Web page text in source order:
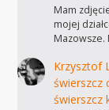
Mam
mojej
Mazowsze.
Krzysztof
świerszcz
świerszcz